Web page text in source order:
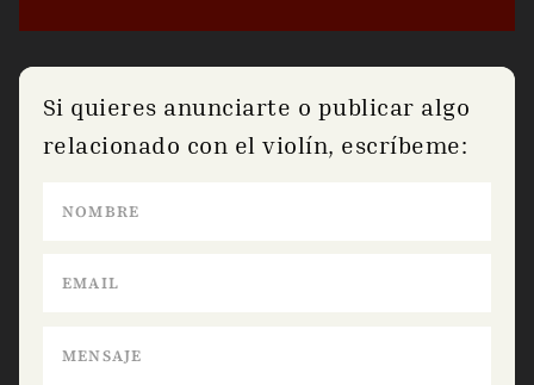
Si quieres anunciarte o publicar algo
relacionado con el violín, escríbeme: